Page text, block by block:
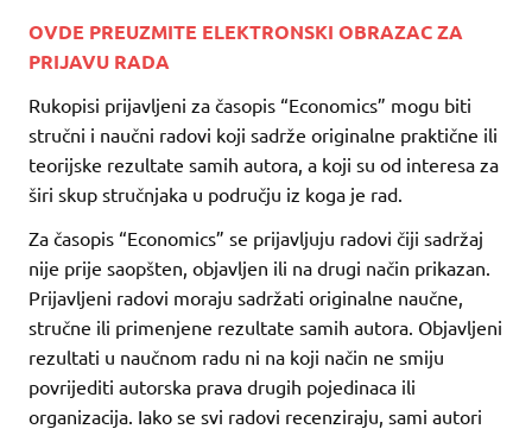
OVDE PREUZMITE ELEKTRONSKI OBRAZAC ZA
PRIJAVU RADA
Rukopisi prijavljeni za časopis “Economics” mogu biti
stručni i naučni radovi koji sadrže originalne praktične ili
teorijske rezultate samih autora, a koji su od interesa za
širi skup stručnjaka u području iz koga je rad.
Za časopis “Economics” se prijavljuju radovi čiji sadržaj
nije prije saopšten, objavljen ili na drugi način prikazan.
Prijavljeni radovi moraju sadržati originalne naučne,
stručne ili primenjene rezultate samih autora. Objavljeni
rezultati u naučnom radu ni na koji način ne smiju
povrijediti autorska prava drugih pojedinaca ili
organizacija. Iako se svi radovi recenziraju, sami autori